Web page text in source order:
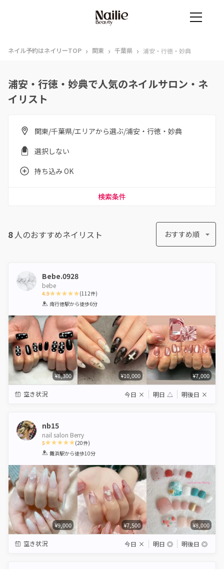
ネイル予約はネイリーTOP › 関東 › 千葉県 › 浦安・行徳・妙典
浦安・行徳・妙典で人気のネイルサロン・ネ
イリスト
関東/千葉県/エリアから選ぶ/浦安・行徳・妙典
選択しない
持ち込み OK
検索条件
8人のおすすめネイリスト おすすめ順
Bebe.0928
bebe
4.9
1 2 3 4 5
(112件)
南行徳駅から徒歩6分
¥8,300 ¥10,000 ¥7,000
空き状況 今日 × 明日 △ 明後日 ×
nb15
nail salon Berry
5
1 2 3 4 5
(20件)
舞浜駅から徒歩10分
¥9,000 ¥7,500 ¥8,000
空き状況 今日 × 明日 ◎ 明後日 ◎